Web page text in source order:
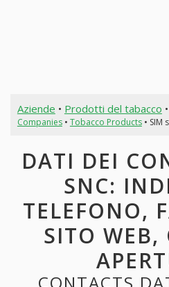
Aziende • Prodotti del tabacco
Companies• Tobacco Products• SIM
DATI DEI
SNC:
TELEFONO,
SITO WEB,